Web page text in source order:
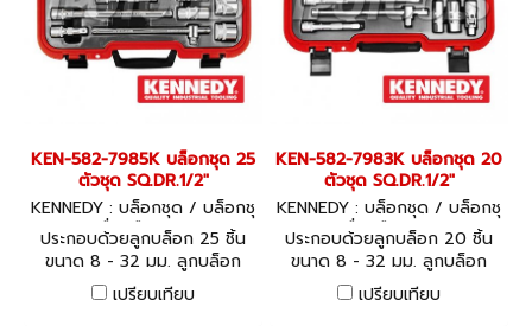
KEN-582-7985K บล็อกชุด 25
ตัวชุด SQ.DR.1/2"
KENNEDY : บล็อกชุด / บล็อกชุ
ดพร้อมเครื่องมือ KEN-582-79
85K
ประกอบด้วยลูกบล็อก 25 ชิ้น
ขนาด 8 - 32 มม. ลูกบล็อก
ถอดหัวเทียน ด้ามและข้อต่อใน
ชุด
เปรียบเทียบ
KEN-582-7983K บล็อกชุด 20
ตัวชุด SQ.DR.1/2"
KENNEDY : บล็อกชุด / บล็อกชุ
ดพร้อมเครื่องมือ KEN-582-79
83K
ประกอบด้วยลูกบล็อก 20 ชิ้น
ขนาด 8 - 32 มม. ลูกบล็อก
ถอดหัวเทียน ด้ามและข้อต่อใน
ชุด
เปรียบเทียบ